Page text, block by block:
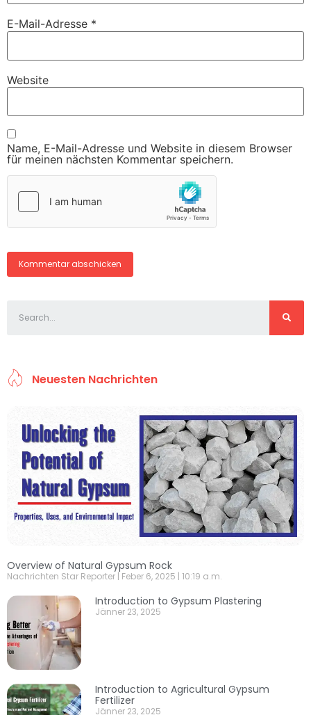
E-Mail-Adresse *
Website
Name, E-Mail-Adresse und Website in diesem Browser
für meinen nächsten Kommentar speichern.
Neuesten Nachrichten
Overview of Natural Gypsum Rock
Nachrichten Star Reporter Feber 6, 2025 10:19 a.m.
Introduction to Gypsum Plastering
Jänner 23, 2025
Introduction to Agricultural Gypsum
Fertilizer
Jänner 23, 2025